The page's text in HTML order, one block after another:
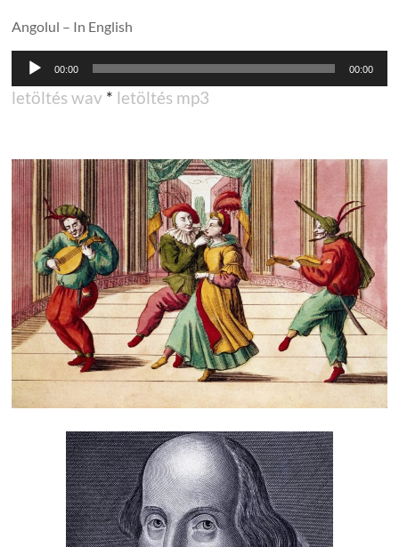
Angolul – In English
Audió
lejátszó00:00 00:00
letöltés wav * letöltés mp3